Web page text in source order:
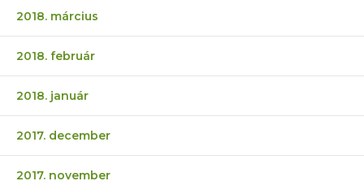
2018. március
2018. február
2018. január
2017. december
2017. november